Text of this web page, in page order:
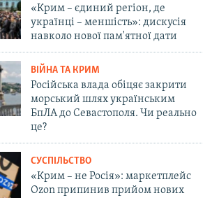
«Крим – єдиний регіон, де
українці – меншість»: дискусія
навколо нової пам'ятної дати
ВІЙНА ТА КРИМ
Російська влада обіцяє закрити
морський шлях українським
БпЛА до Севастополя. Чи реально
це?
СУСПІЛЬСТВО
«Крим – не Росія»: маркетплейс
Ozon припинив прийом нових